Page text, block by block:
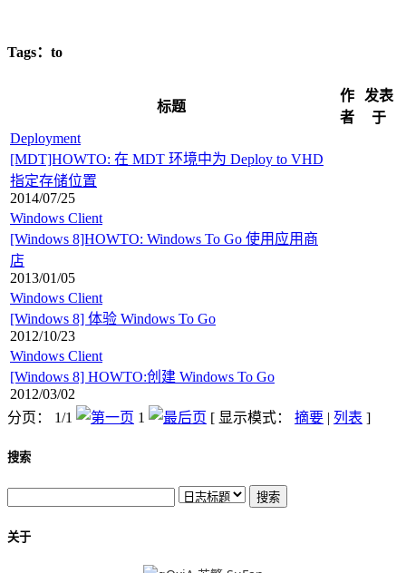
Tags：to
标题
作
者
发表
于
Deployment
[MDT]HOWTO: 在 MDT 环境中为 Deploy to VHD
指定存储位置
2014/07/25
Windows Client
[Windows 8]HOWTO: Windows To Go 使用应用商
店
2013/01/05
Windows Client
[Windows 8] 体验 Windows To Go
2012/10/23
Windows Client
[Windows 8] HOWTO:创建 Windows To Go
2012/03/02
分页： 1/1
1 [ 显示模式： 摘要 | 列表 ]
搜索
关于